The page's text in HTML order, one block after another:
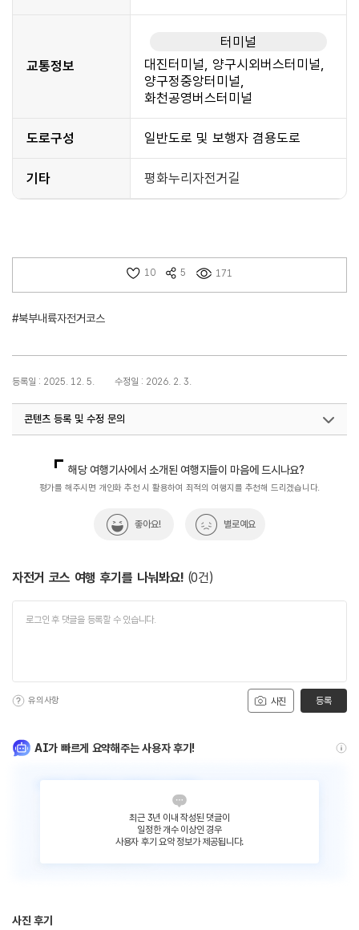
교통정보
터미널
대진터미널, 양구시외버스터미널,
양구정중앙터미널,
화천공영버스터미널
도로구성 일반도로 및 보행자 겸용도로
기타 평화누리자전거길
10 5 171
#북부내륙자전거코스
등록일 : 2025. 12. 5. 수정일 : 2026. 2. 3.
콘텐츠 등록 및 수정 문의
해당 여행기사에서 소개된 여행지들이 마음에 드시나요?
평가를 해주시면 개인화 추천 시 활용하여 최적의 여행지를 추천해 드리겠습니다.
좋아요! 별로예요
자전거 코스 여행 후기를 나눠봐요! (0건)
사진
유의사항 등록
AI가 빠르게 요약해주는 사용자 후기!
최근 3년 이내 작성된 댓글이
일정한 개수 이상인 경우
사용자 후기 요약 정보가 제공됩니다.
사진 후기